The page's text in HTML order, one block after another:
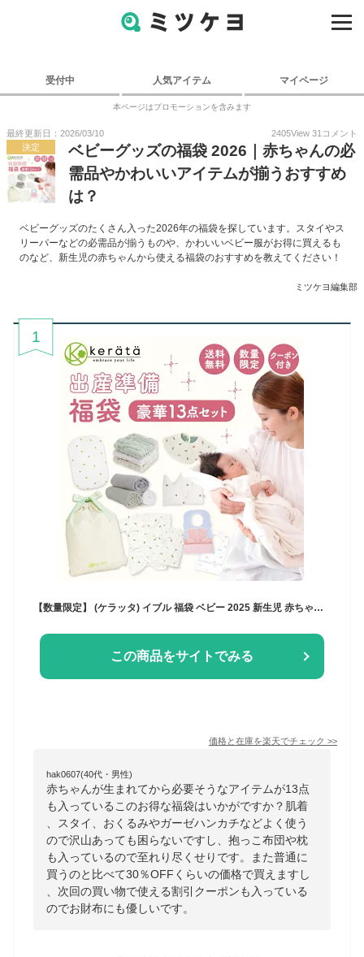
受付中 人気アイテム マイページ
本ページはプロモーションを含みます
最終更新日：2026/03/10 2405View 31 コメント
決定
ベビーグッズの福袋 2026｜赤ちゃんの必
需品やかわいいアイテムが揃うおすすめ
は？
ベビーグッズのたくさん入った2026年の福袋を探しています。スタイやス
リーパーなどの必需品が揃うものや、かわいいベビー服がお得に買えるも
のなど、新生児の赤ちゃんから使える福袋のおすすめを教えてください！
ミツケヨ編集部
1
【数量限定】 (ケラッタ) イブル 福袋 ベビー 2025 新生児 赤ちゃん 豪華13点セット クーポン付き 出産準備 抱っこ布団 ガーゼ おくるみ 沐浴ガーゼ 沐浴布 ハンカチ 肌着 ベビー枕 スタイ お食事エプロン オリジナル巾着袋 コットン100％ 予約 送料無料
この商品をサイトでみる
価格と在庫を楽天でチェック >>
hak0607(40代・男性)
赤ちゃんが生まれてから必要そうなアイテムが13点
も入っているこのお得な福袋はいかがですか？肌着
、スタイ、おくるみやガーゼハンカチなどよく使う
ので沢山あっても困らないですし、抱っこ布団や枕
も入っているので至れり尽くせりです。また普通に
買うのと比べて30％OFFくらいの価格で買えますし
、次回の買い物で使える割引クーポンも入っている
のでお財布にも優しいです。